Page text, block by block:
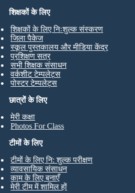
छात्रों के लिए
मेरी कक्षा
Photos For Class
शिक्षकों के लिए
शिक्षकों के लिए निःशुल्क संस्करण
जिला पैकेज
स्कूल पुस्तकालय और मीडिया केंद्र
प्रशिक्षण सत्र
सभी शिक्षक संसाधन
वर्कशीट टेम्पलेट्स
पोस्टर टेम्पलेट्स
टीमों के लिए
टीमों के लिए नि: शुल्क परीक्षण
व्यावसायिक संसाधन
काम के लिए बनाएँ
मेरी टीम में शामिल हों